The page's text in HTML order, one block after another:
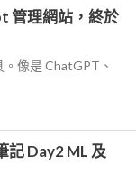
管理網站，終於
像是 ChatGPT、
記 Day2 ML 及